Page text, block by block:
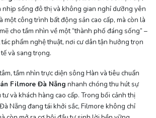
nhịp sống đô thị và không gian nghỉ dưỡng yên
một công trình bất động sản cao cấp, mà còn là
cho tầm nhìn về một “thành phố đáng sống” –
phẩm nghệ thuật, nơi cư dân tận hưởng trọn
và sang trọng.
tầm nhìn trực diện sông Hàn và tiêu chuẩn
Filmore Đà Nẵng nhanh chóng thu hút sự
tư và khách hàng cao cấp. Trong bối cảnh thị
Nẵng đang tái khởi sắc, Filmore không chỉ